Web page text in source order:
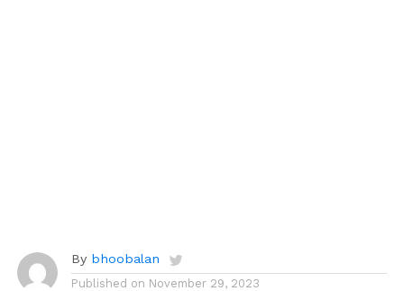
By bhoobalan
Published on November 29, 2023